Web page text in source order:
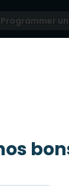
Programmer un